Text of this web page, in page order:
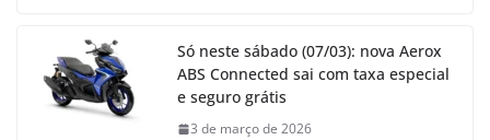
Só neste sábado (07/03): nova Aerox
ABS Connected sai com taxa especial
e seguro grátis
3 de março de 2026